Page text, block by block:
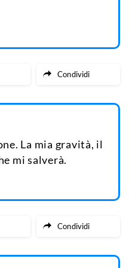
Condividi
La mia gravità, il
mi salverà.
Condividi